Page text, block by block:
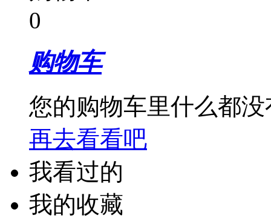
0
购物车
您的购物车里什么都没
再去看看吧
我看过的
我的收藏